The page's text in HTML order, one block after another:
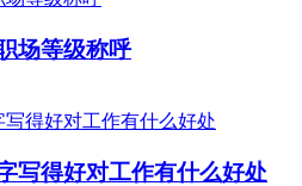
场等级称呼
写得好对工作有什么好处